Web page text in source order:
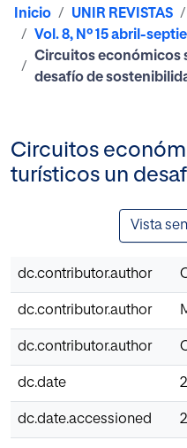
Inicio UNIR REVISTAS
Vol. 8, Nº 15 abril-
Circuitos económicos
desafío de
Circuitos
turísticos un
Vista
dc.contributor.author
dc.contributor.author
dc.contributor.author
dc.date
dc.date.accessioned